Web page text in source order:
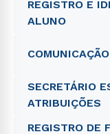
REGISTRO E
ALUNO
SECRETÁRIO
ATRIBUIÇÕES
REGISTRO DE